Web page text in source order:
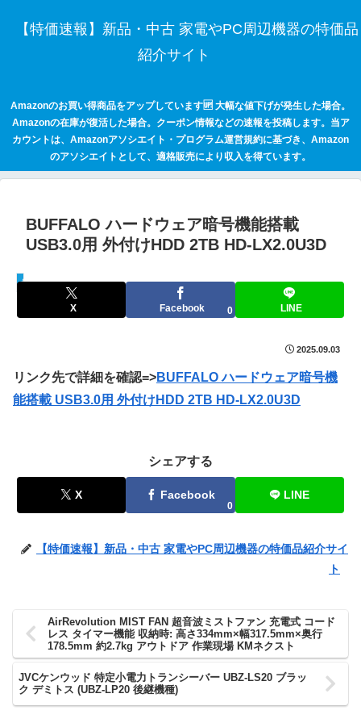
【特価速報】新品・中古 家電やPC周辺機器の特価品
紹介サイト
Amazonのお買い得商品をアップしています🆙 大幅な値下げが発生した場合。
Amazonの在庫が復活した場合。クーポン情報などの速報を投稿します。当ア
カウントは、Amazonアソシエイト・プログラム運営規約に基づき、Amazon
のアソシエイトとして、適格販売により収入を得ています。
BUFFALO ハードウェア暗号機能搭載
USB3.0用 外付けHDD 2TB HD-LX2.0U3D
セールハンター 激安情報まとめサイト
X Facebook 0 LINE
2025.09.03
リンク先で詳細を確認=>BUFFALO ハードウェア暗号機
能搭載 USB3.0用 外付けHDD 2TB HD-LX2.0U3D
シェアする
X Facebook
0
LINE
【特価速報】新品・中古 家電やPC周辺機器の特価品紹介サイ
ト
AirRevolution MIST FAN 超音波ミストファン 充電式 コード
レス タイマー機能 収納時: 高さ334mm×幅317.5mm×奥行
178.5mm 約2.7kg アウトドア 作業現場 KMネクスト
JVCケンウッド 特定小電力トランシーバー UBZ-LS20 ブラッ
ク デミトス (UBZ-LP20 後継機種)